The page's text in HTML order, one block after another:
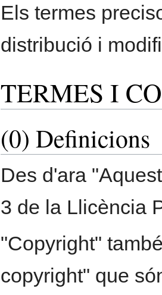
Els termes
distribució i
TERMES I
(0) Definicions
Des d'ara
3 de la Llicència
"Copyright"
copyright" que